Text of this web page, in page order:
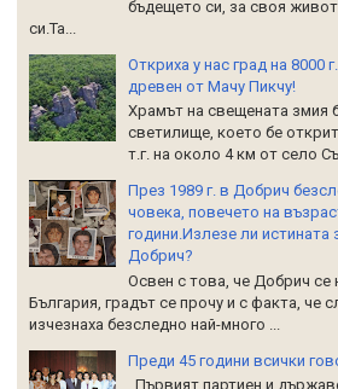
бъдещето си, за своя
си.Та...
Откриха у нас град на 8000
древен от Мачу Пикчу!
Храмът на свещената змия
светилище, което бе
т.г. на около 4 км от село
През 1989 г. в Добрич
човека, повечето на
години.Излезе ли истината
Добрич?
Освен с това, че Добрич се
България, градът се прочу и с факта, че
изчезнаха безследно най-много ...
Преди 45 години всички
Първият партиен и